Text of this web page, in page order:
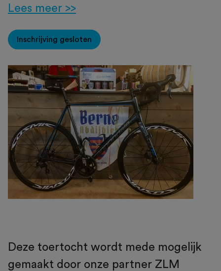
Lees meer >>
Inschrijving gesloten
Deze toertocht wordt mede mogelijk
gemaakt door onze partner ZLM